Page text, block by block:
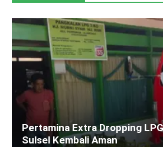
Pertamina Extra Dropping
Sulsel Kembali Aman